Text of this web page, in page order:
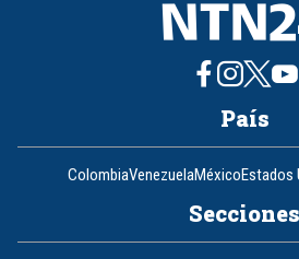
País
ColombiaVenezuelaMéxicoEstados
Secciones